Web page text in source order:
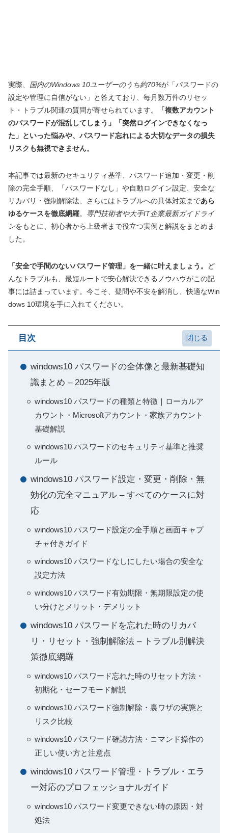
実際、 国内のWindows 10ユーザーのうち約70%が「パスワードの
設定や管理に自信がない」と答えており、毎月数万件のリセッ
ト・トラブル関連の質問が寄せられています。
「複数アカウント
のパスワードが混乱してしまう」「突然ログインできなくなっ
た」といった悩みや、パスワード忘れによる大切なデータの損失
リスクも無視できません。
本記事では最新のセキュリティ基準、パスワード追加・変更・削
除の完全手順、「パスワードなし」や自動ログイン設定、安全な
リカバリ・強制解除法、さらにはトラブルへの具体対策まであら
ゆるケースを徹底網羅。 専門技術者や大手IT企業最新ガイドライ
ンをもとに、初心者から上級者まで役立つ実例と解説をまとめま
した。
「安全で手間のないパスワード管理」を一緒に叶えましょう。
ど
んなトラブルも、最短ルートで安心解決できるノウハウがこの記
事には詰まっています。今こそ、疑問や不安を解消し、快適なWin
dows 10環境を手に入れてください。
目次
windows10 パスワードの全体像と最新基礎知
識まとめ – 2025年版
windows10 パスワードの種類と特徴｜ローカルア
カウント・Microsoftアカウント・家族アカウント
基礎解説
windows10 パスワードのセキュリティ基準と推奨
ルール
windows10 パスワード設定・変更・削除・無
効化の完全マニュアル – すべてのケースに対
応
windows10 パスワード設定の全手順と画面キャプ
チャ付きガイド
windows10 パスワードなしにしたい場合の安全な
設定方法
windows10 パスワード有効期限・無期限設定の使
い分けとメリット・デメリット
windows10 パスワードを忘れた時のリカバ
リ・リセット・強制解除法 – トラブル別解決
策徹底網羅
windows10 パスワード忘れた時のリセット方法・
初期化・セーフモード解説
windows10 パスワード強制解除・裏ワザの実態と
リスク比較
windows10 パスワード確認方法・コマンド操作の
正しい使い方と注意点
windows10 パスワード管理・トラブル・エラ
ー対応のプロフェッショナルガイド
windows10 パスワード変更できない時の原因・対
処法